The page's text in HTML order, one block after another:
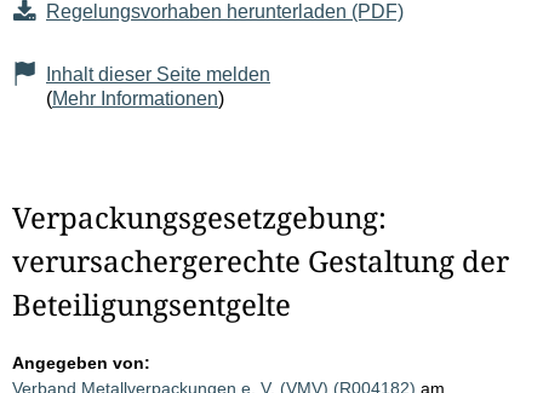
Regelungsvorhaben herunterladen (PDF)
Inhalt dieser Seite melden
(Mehr Informationen)
Verpackungsgesetzgebung:
verursachergerechte Gestaltung der
Beteiligungsentgelte
Angegeben von:
Verband Metallverpackungen e. V. (VMV) (R004182) am